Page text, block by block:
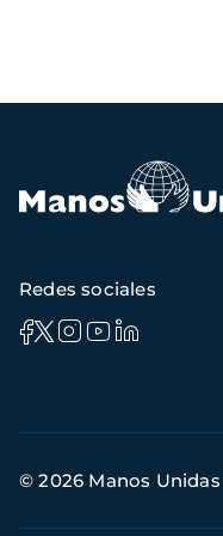
Redes sociales
de
© 2026 Manos Unidas